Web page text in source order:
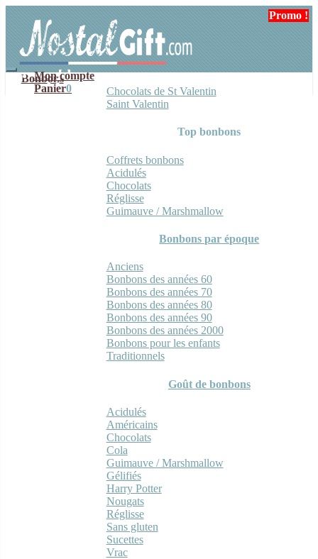
navigation
contenu
Mon compte
Panier0
Bonbons
Chocolats de St Valentin
Saint Valentin
Top bonbons
Coffrets bonbons
Acidulés
Chocolats
Réglisse
Guimauve / Marshmallow
Bonbons par époque
Anciens
Bonbons des années 60
Bonbons des années 70
Bonbons des années 80
Bonbons des années 90
Bonbons des années 2000
Bonbons pour les enfants
Traditionnels
Goût de bonbons
Acidulés
Américains
Chocolats
Cola
Guimauve / Marshmallow
Gélifiés
Harry Potter
Nougats
Réglisse
Sans gluten
Sucettes
Vrac
Promo !
Promo !
Promo !